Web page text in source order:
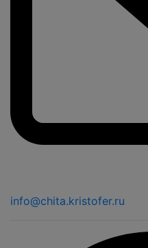
info@chita.kristofer.ru